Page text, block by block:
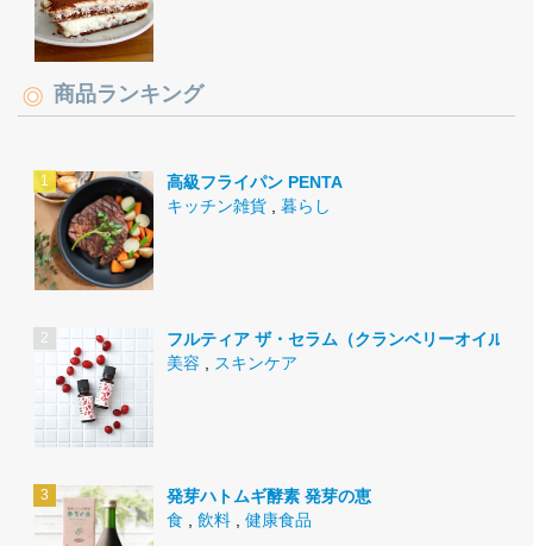
商品ランキング
高級フライパン PENTA
キッチン雑貨
暮らし
フルティア ザ・セラム（クランベリーオイル）
美容
スキンケア
発芽ハトムギ酵素 発芽の恵
食
飲料 健康食品